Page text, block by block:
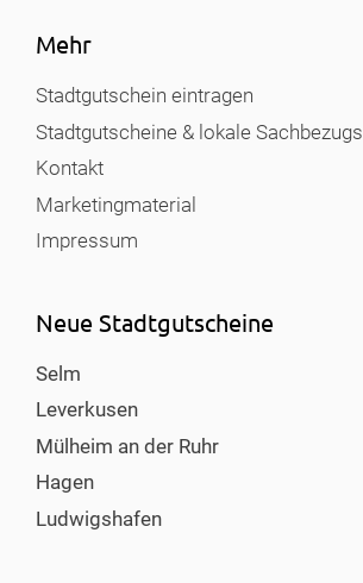
Mehr
Stadtgutschein eintragen
Stadtgutscheine & lokale
Kontakt
Marketingmaterial
Impressum
Neue Stadtgutscheine
Selm
Leverkusen
Mülheim an der Ruhr
Hagen
Ludwigshafen